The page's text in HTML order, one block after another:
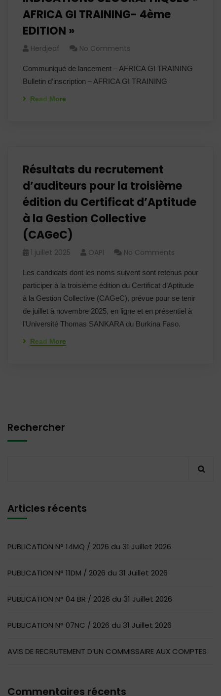
AFRICA GI TRAINING- 4ème
EDITION »
Herdjeaf No Comments
Communiqué de lancement – AFRICA GI TRAINING
Bulletin d’inscription – AFRICA GI TRAINING
Read More
Résultats du recrutement
d’auditeurs pour la troisième
édition du Certificat d’Aptitude
à la Gestion Collective
(CAGeC)
1 juillet 2025 OAPI No Comments
Les candidats dont les noms suivent sont retenus pour
participer à la troisième édition du Certificat d’Aptitude
à la Gestion Collective (CAGeC), prévue pour se tenir
de juillet à novembre 2025, en ligne et en présentiel à
l’Université Thomas SANKARA du Burkina Faso.
Read More
Rechercher
Articles récents
PUBLICATION N° 14MQ / 2026 du 31 Juillet 2026
PUBLICATION N° 11DM / 2026 du 31 Juillet 2026
PUBLICATION N° 04 BR / 2026 du 31 Juillet 2026
PUBLICATION N° 07NC / 2026 du 31 Juillet 2026
AVIS DE RECRUTEMENT D’UN COMMISSAIRE AUX COMPTES
Commentaires récents